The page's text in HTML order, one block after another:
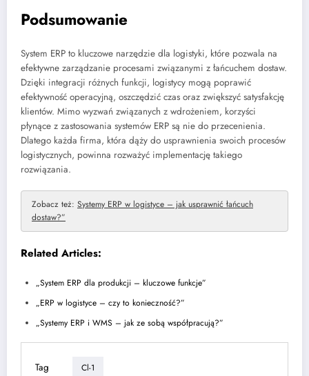
Podsumowanie
System ERP to kluczowe narzędzie dla logistyki, które pozwala na
efektywne zarządzanie procesami związanymi z łańcuchem dostaw.
Dzięki integracji różnych funkcji, logistycy mogą poprawić
efektywność operacyjną, oszczędzić czas oraz zwiększyć satysfakcję
klientów. Mimo wyzwań związanych z wdrożeniem, korzyści
płynące z zastosowania systemów ERP są nie do przecenienia.
Dlatego każda firma, która dąży do usprawnienia swoich procesów
logistycznych, powinna rozważyć implementację takiego
rozwiązania.
Zobacz też: Systemy ERP w logistyce – jak usprawnić łańcuch
dostaw?”
Related Articles:
„System ERP dla produkcji – kluczowe funkcje”
„ERP w logistyce – czy to konieczność?”
„Systemy ERP i WMS – jak ze sobą współpracują?”
Tag Cl-1